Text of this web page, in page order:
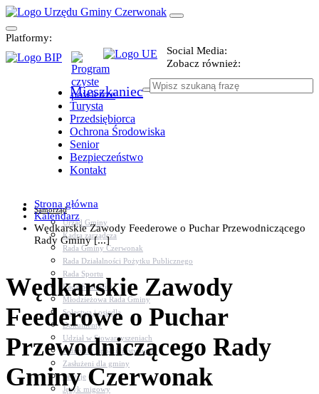
Platformy:
Social Media:
Zobacz również:
Mieszkaniec
Turysta
Przedsiębiorca
Ochrona Środowiska
Senior
Bezpieczeństwo
Kontakt
Samorząd
Urząd Gminy
Kadra zarządcza
Rada Gminy Czerwonak
Rada Działalności Pożytku Publicznego
Rada Sportu
Rada Seniorów
Młodzieżowa Rada Gminy
Sołectwa i osiedla
Dokumenty
Udział w Stowarzyszeniach
Jednostki, spółki, instytucje
Zasłużeni dla gminy
Petycje
Język migowy
Strona główna
Kalendarz
Wędkarskie Zawody Feederowe o Puchar Przewodniczącego
Rady Gminy [...]
Wędkarskie Zawody
Feederowe o Puchar
Przewodniczącego Rady
Gminy Czerwonak